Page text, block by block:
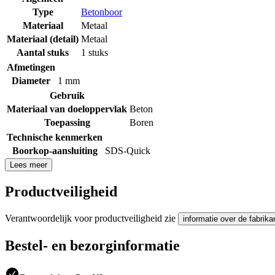
Type
Betonboor
Materiaal
Metaal
Materiaal (detail) Metaal
Aantal stuks
1 stuks
Afmetingen
Diameter
1 mm
Gebruik
Materiaal van doeloppervlak Beton
Toepassing
Boren
Technische kenmerken
Boorkop-aansluiting
SDS-Quick
Lees meer
Productveiligheid
Verantwoordelijk voor productveiligheid zie informatie over de
Bestel- en bezorginformatie